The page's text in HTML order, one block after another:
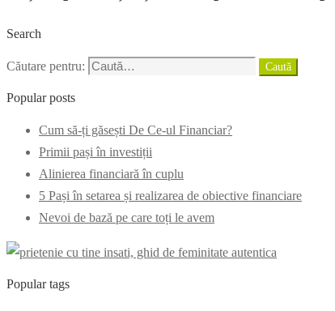
Search
Căutare pentru: Caută
Popular posts
Cum să-ți găsești De Ce-ul Financiar?
Primii pași în investiții
Alinierea financiară în cuplu
5 Pași în setarea și realizarea de obiective financiare
Nevoi de bază pe care toți le avem
Popular tags